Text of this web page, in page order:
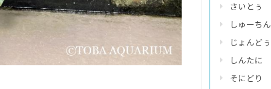
さいとぅ
しゅーちん
じょんどぅ
しんたに
そにどり